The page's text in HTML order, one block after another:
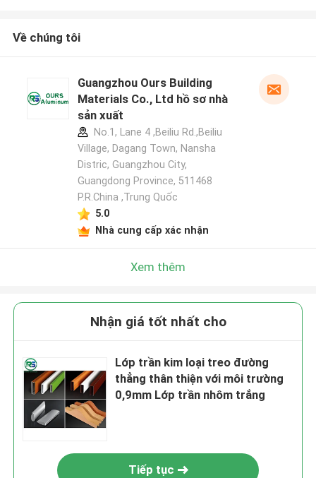
Về chúng tôi
Guangzhou Ours Building
Materials Co., Ltd hồ sơ nhà
sản xuất
No.1, Lane 4 ,Beiliu Rd.,Beiliu
Village, Dagang Town, Nansha
Distric, Guangzhou City,
Guangdong Province, 511468
P.R.China ,Trung Quốc
5.0
Nhà cung cấp xác nhận
Xem thêm
Nhận giá tốt nhất cho
Lớp trần kim loại treo đường
thẳng thân thiện với môi trường
0,9mm Lớp trần nhôm trắng
Tiếp tục